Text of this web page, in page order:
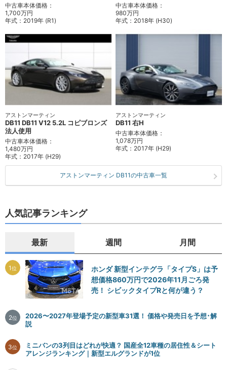
中古車本体価格：
1,700万円
年式： 2019年 (R1)
中古車本体価格：
980万円
年式： 2018年 (H30)
アストンマーティン
DB11 DB11 V12 5.2L コピブロンズ
法人使用
中古車本体価格：
1,480万円
年式： 2017年 (H29)
アストンマーティン
DB11 右H
中古車本体価格：
1,078万円
年式： 2017年 (H29)
アストンマーティン DB11の中古車一覧
人気記事ランキング
最新 週間 月間
1位
ホンダ 新型インテグラ「タイプS」は予
想価格860万円で2026年11月ごろ発
売！ シビックタイプRと何が違う？
2位
2026〜2027年登場予定の新型車31選！ 価格や発売日を予想･解
説
3位
ミニバンの3列目はどれが快適？ 国産全12車種の居住性＆シート
アレンジランキング｜新型エルグランドが1位